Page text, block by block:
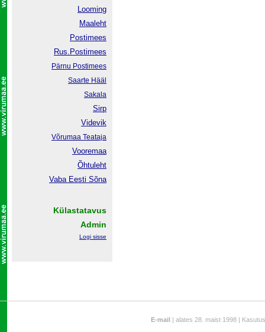
Looming
Maaleht
Postimees
Rus.Postimees
Pärnu Postimees
Saarte Hääl
Sakala
Sirp
Videvik
Võrumaa Teataja
Vooremaa
Õhtuleht
Vaba Eesti Sõna
Külastatavus
Admin
Logi sisse
E-mail | alates 28. maist 1998 |